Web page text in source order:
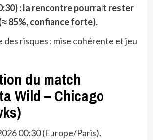
: la rencontre pourrait rester
85%, confiance forte).
des risques : mise cohérente et jeu
du match
Wild – Chicago
00:30 (Europe/Paris).